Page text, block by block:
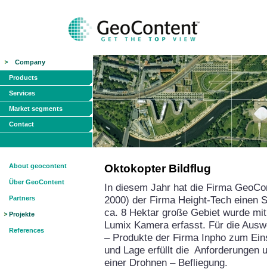
Company
Products
Services
Market segments
Contact
About geocontent
Über GeoContent
Partners
Projekte
References
Oktokopter Bildflug
In diesem Jahr hat die Firma
2000) der Firma Height-Tech einen
ca. 8 Hektar große Gebiet wurde
Lumix Kamera erfasst. Für die
– Produkte der Firma Inpho zum
und Lage erfüllt die Anforderungen
einer Drohnen – Befliegung.